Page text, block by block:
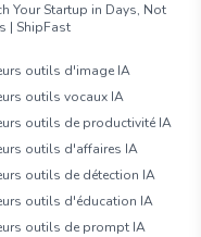
Your Startup in Days, Not
| ShipFast
outils d'image IA
outils vocaux IA
outils de productivité IA
outils d'affaires IA
outils de détection IA
outils d'éducation IA
outils de prompt IA